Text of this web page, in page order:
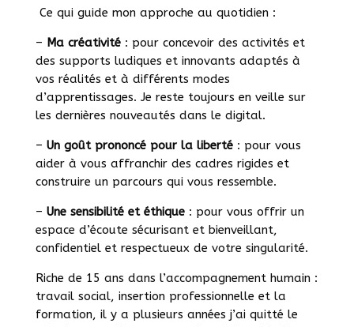
Ce qui guide mon approche au quotidien :
– Ma créativité: pour concevoir des activités et
des supports ludiques et innovants adaptés à
vos réalités et à différents modes
d’apprentissages. Je reste toujours en veille sur
les dernières nouveautés dans le digital.
– Un goût prononcé pour la liberté: pour vous
aider à vous affranchir des cadres rigides et
construire un parcours qui vous ressemble.
– Une sensibilité et éthique: pour vous offrir un
espace d’écoute sécurisant et bienveillant,
confidentiel et respectueux de votre singularité.
Riche de 15 ans dans l’accompagnement humain :
travail social, insertion professionnelle et la
formation, il y a plusieurs années j’ai quitté le